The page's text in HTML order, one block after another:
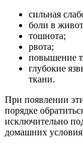
сильная
боли в
тошнота;
рвота;
повышение
глубокие
ткани.
При появлении
порядке
исключительно
домашних